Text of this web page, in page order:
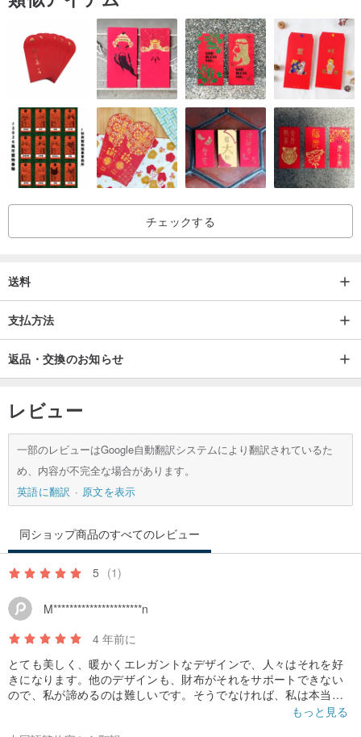
_____________________________________________________
_____________________________________________________
!!! 発送について !!! ご注意ください!!!
通常の配送は5-7週間かかる場合があります!!!
もし、早い発送をご希望の場合は、「エクスプレス」(40ドル)をお
選びください!
チェックする
送料
支払方法
返品・交換のお知らせ
レビュー
一部のレビューはGoogle自動翻訳システムにより翻訳されているた
め、内容が不完全な場合があります。
英語に翻訳
原文を表示
同ショップ商品のすべてのレビュー
5 (1)
M**********************n
4 年前に
とても美しく、暖かくエレガントなデザインで、人々はそれを好
きになります。他のデザインも、財布がそれをサポートできない
ので、私が諦めるのは難しいです。そうでなければ、私は本当に
もっと見る